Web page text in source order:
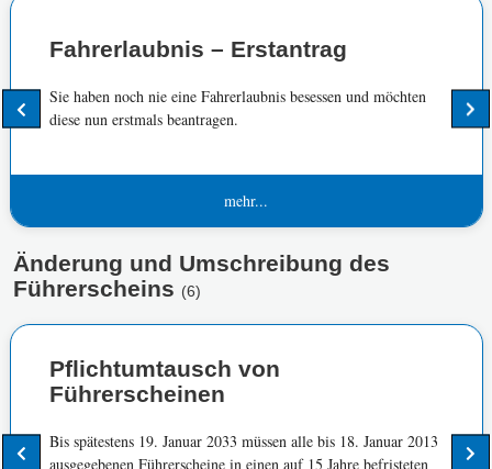
Fahrerlaubnis – Erstantrag
Sie haben noch nie eine Fahrerlaubnis besessen und möchten
diese nun erstmals beantragen.
mehr...
Änderung und Umschreibung des
Führerscheins (6)
Pflichtumtausch von
Führerscheinen
Bis spätestens 19. Januar 2033 müssen alle bis 18. Januar 2013
ausgegebenen Führerscheine in einen auf 15 Jahre befristeten